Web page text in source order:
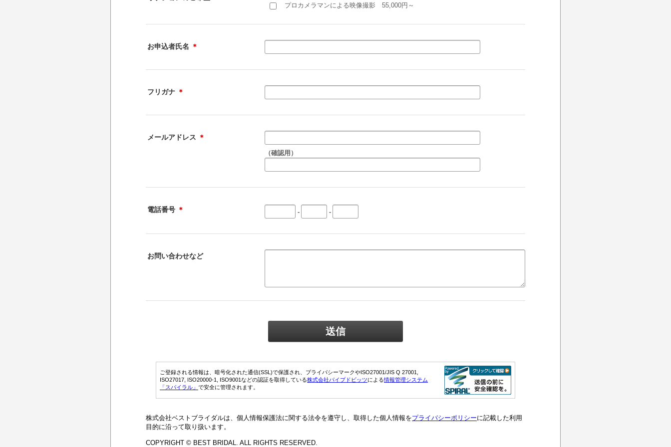
プロカメラマンによる映像撮影 55,000円～
お申込者氏名 ＊
フリガナ ＊
メールアドレス ＊
（確認用）
電話番号 ＊ - -
お問い合わせなど
ご登録される情報は、暗号化された通信(SSL)で保護され、プライバシーマークやISO27001/JIS Q 27001,
ISO27017, ISO20000-1, ISO9001などの認証を取得している株式会社パイプドビッツによる情報管理システム
「スパイラル」 で安全に管理されます。
株式会社ベストブライダルは、個人情報保護法に関する法令を遵守し、取得した個人情報をプライバシーポリシーに記載した利用
目的に沿って取り扱います。
COPYRIGHT © BEST BRIDAL. ALL RIGHTS RESERVED.